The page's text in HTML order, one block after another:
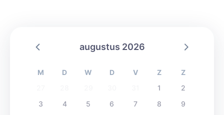
augustus 2026
M D W D V Z
Z
1
2
3
4 5 6 7 8
9